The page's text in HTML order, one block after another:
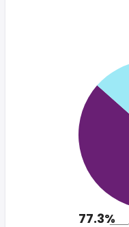
77.3%